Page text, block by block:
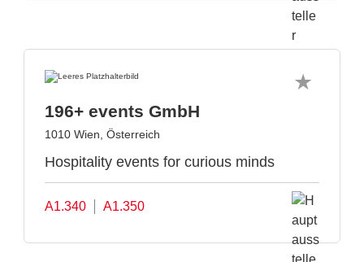
196+ events GmbH
1010 Wien, Österreich
Hospitality events for curious minds
A1.340 A1.350